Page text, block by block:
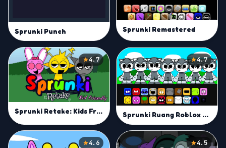
Sprunki Punch Sprunki Remastered
4.7
Sprunki Retake: Kids Friendly
4.7
Sprunki Ruang Roblox Animation
4.6 4.5